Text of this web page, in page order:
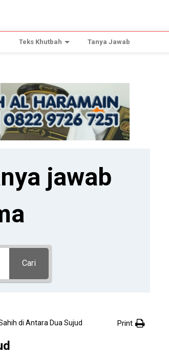
Teks Khutbah Tanya Jawab
jawab
Cari
di Antara Dua Sujud Print